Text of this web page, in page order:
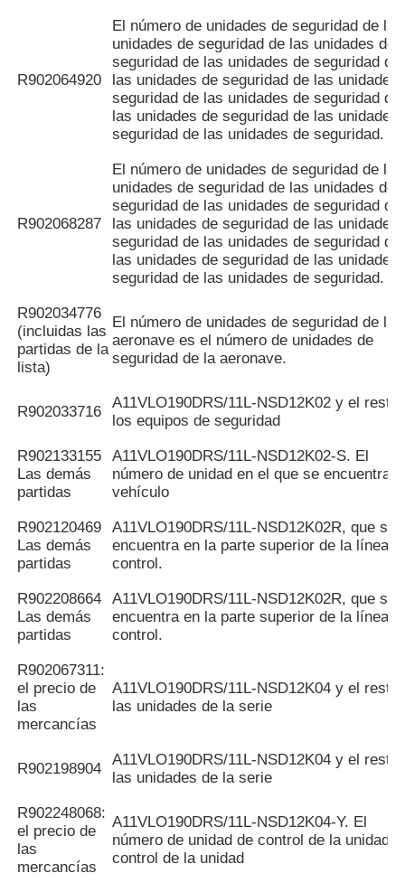
R902064920
El número de unidades de seguridad de las
unidades de seguridad de las unidades de
seguridad de las unidades de seguridad de
las unidades de seguridad de las unidades
seguridad de las unidades de seguridad de
las unidades de seguridad de las unidades
seguridad de las unidades de seguridad.
R902068287
El número de unidades de seguridad de las
unidades de seguridad de las unidades de
seguridad de las unidades de seguridad de
las unidades de seguridad de las unidades
seguridad de las unidades de seguridad de
las unidades de seguridad de las unidades
seguridad de las unidades de seguridad.
R902034776
(incluidas las
partidas de la
lista)
El número de unidades de seguridad de la
aeronave es el número de unidades de
seguridad de la aeronave.
R902033716
A11VLO190DRS/11L-NSD12K02 y el resto
los equipos de seguridad
R902133155
Las demás
partidas
A11VLO190DRS/11L-NSD12K02-S. El
número de unidad en el que se encuentra
vehículo
R902120469
Las demás
partidas
A11VLO190DRS/11L-NSD12K02R, que se
encuentra en la parte superior de la línea
control.
R902208664
Las demás
partidas
A11VLO190DRS/11L-NSD12K02R, que se
encuentra en la parte superior de la línea
control.
R902067311:
el precio de
las
mercancías
A11VLO190DRS/11L-NSD12K04 y el resto
las unidades de la serie
R902198904
A11VLO190DRS/11L-NSD12K04 y el resto
las unidades de la serie
R902248068:
el precio de
las
mercancías
A11VLO190DRS/11L-NSD12K04-Y. El
número de unidad de control de la unidad
control de la unidad